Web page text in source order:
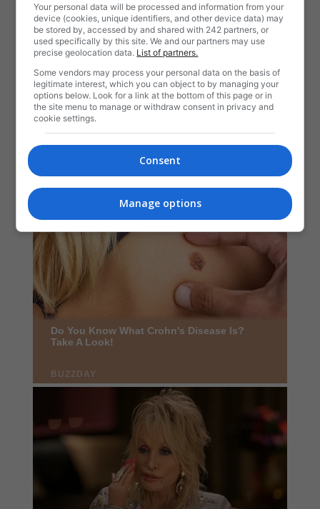
Your personal data will be processed and information from your
device (cookies, unique identifiers, and other device data) may
be stored by, accessed by and shared with 242 partners, or
used specifically by this site. We and our partners may use
precise geolocation data. List of partners.
Some vendors may process your personal data on the basis of
legitimate interest, which you can object to by managing your
options below. Look for a link at the bottom of this page or in
the site menu to manage or withdraw consent in privacy and
cookie settings.
Consent
Manage options